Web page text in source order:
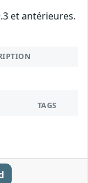
et antérieures.
TAGS